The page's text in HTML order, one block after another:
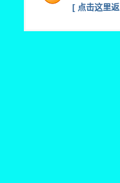
[ 点击这里